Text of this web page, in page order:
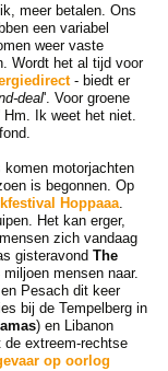
meer betalen. Ons
een variabel
weer vaste
Wordt het al tijd voor
- biedt er
deal'. Voor groene
Hm. Ik weet het niet.
motorjachten
is begonnen. Op
Hoppaaa.
Het kan erger,
zich vandaag
gisteravond The
mensen naar.
Pesach dit keer
bij de Tempelberg in
) en Libanon
extreem-rechtse
op oorlog